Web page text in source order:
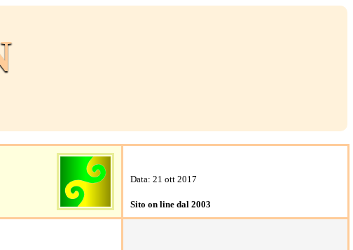
Data: 21 ott 2017
Sito on line dal 2003